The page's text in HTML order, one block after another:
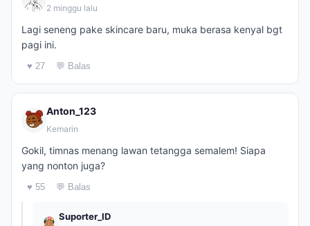
2 minggu lalu
Lagi seneng pake skincare baru, muka berasa kenyal bgt
pagi ini.
♥ 27 💬 Balas
Anton_123
Kemarin
Gokil, timnas menang lawan tetangga semalem! Siapa
yang nonton juga?
♥ 55 💬 Balas
Suporter_ID